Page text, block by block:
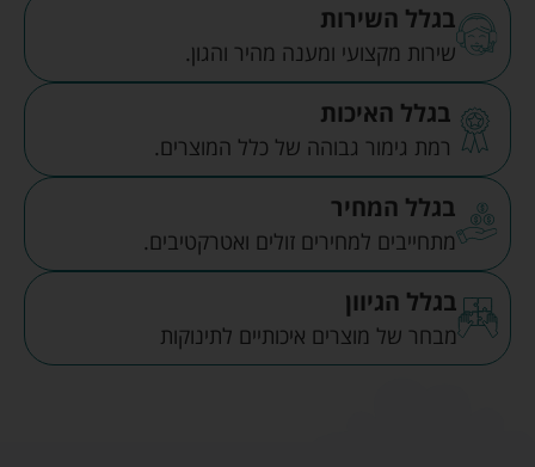
בגלל השירות
שירות מקצועי ומענה מהיר והגון.
בגלל האיכות
רמת גימור גבוהה של כלל המוצרים.
בגלל המחיר
מתחייבים למחירים זולים ואטרקטיבים.
בגלל הגיוון
מבחר של מוצרים איכותיים לתינוקות